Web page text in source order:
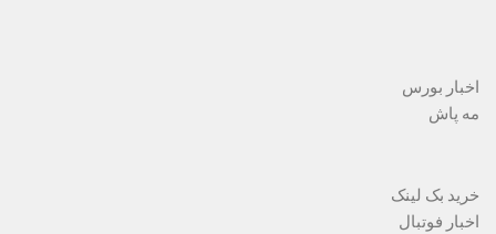
اخبار بورس
مه پاش
خرید بک لینک
اخبار فوتبال